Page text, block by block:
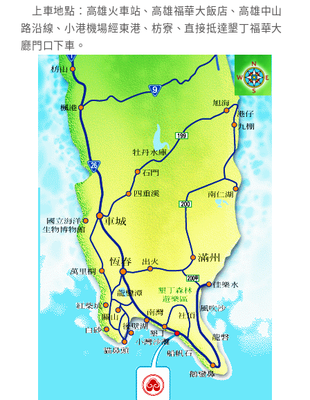
上車地點：高雄火車站、高雄福華大飯店、高雄中山
路沿線、小港機場經東港、枋寮、直接抵達墾丁福華大
廳門口下車。